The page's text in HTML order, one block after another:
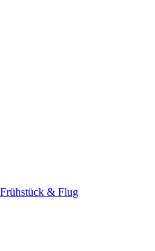
& Flug